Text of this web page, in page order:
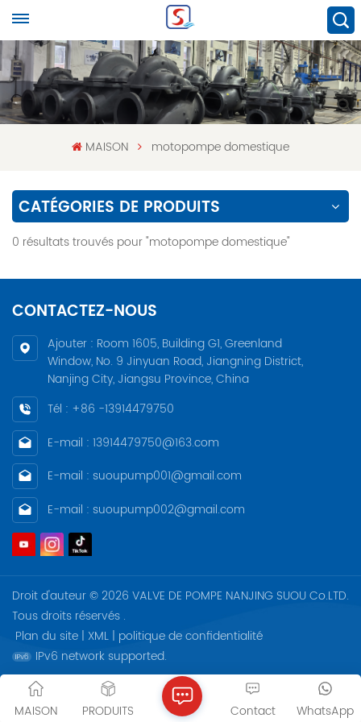
MAISON motopompe domestique
CATÉGORIES DE PRODUITS
0 résultats trouvés pour "motopompe domestique"
CONTACTEZ-NOUS
Ajouter : Room 1605, Building G1, Greenland
Window, No. 9 Jinyuan Road, Jiangning District,
Nanjing City, Jiangsu Province, China
Tél : +86 -13914479750
E-mail : 13914479750@163.com
E-mail : suoupump001@gmail.com
E-mail : suoupump002@gmail.com
Droit d'auteur © 2026 VALVE DE POMPE NANJING SUOU Co.LTD.
Tous droits réservés .
Plan du site | XML | politique de confidentialité
IPv6 network supported.
MAISON PRODUITS WhatsApp
Contact